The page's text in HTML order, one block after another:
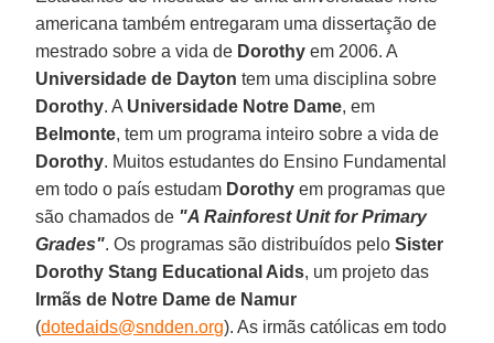
americana também entregaram uma dissertação de
mestrado sobre a vida de Dorothy em 2006. A
Universidade de Daytontem uma disciplina sobre
Dorothy. A Universidade Notre Dame, em
Belmonte, tem um programa inteiro sobre a vida de
Dorothy. Muitos estudantes do Ensino Fundamental
em todo o país estudam Dorothy em programas que
são chamados de "A Rainforest Unit for Primary
Grades". Os programas são distribuídos peloSister
Dorothy Stang Educational Aids, um projeto das
Irmãs de Notre Dame de Namur
(dotedaids@sndden.org). As irmãs católicas em todo